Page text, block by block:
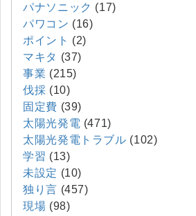
パナソニック (17)
パワコン (16)
ポイント (2)
マキタ (37)
事業 (215)
伐採 (10)
固定費 (39)
太陽光発電 (471)
太陽光発電トラブル (102)
学習 (13)
未設定 (10)
独り言 (457)
現場 (98)